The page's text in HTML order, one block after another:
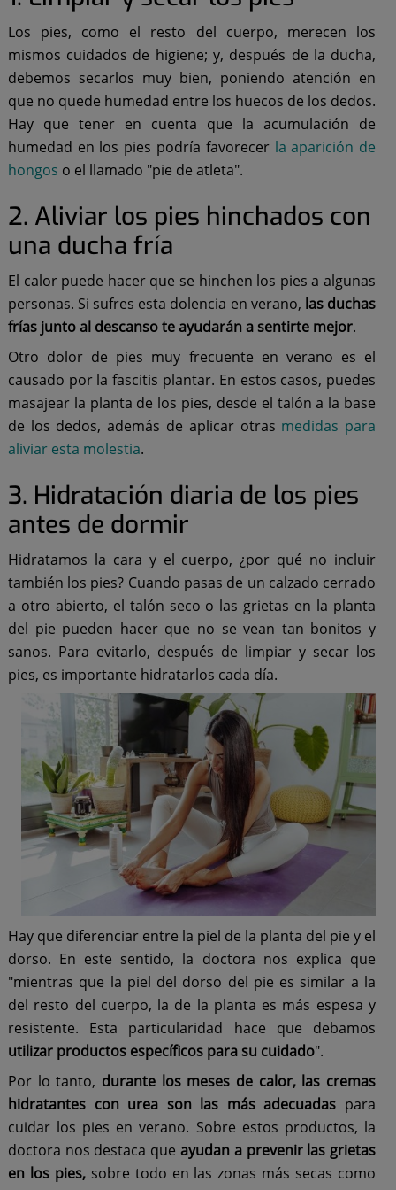
Los pies, como el resto del cuerpo, merecen los
mismos cuidados de higiene; y, después de la ducha,
debemos secarlos muy bien, poniendo atención en
que no quede humedad entre los huecos de los dedos.
Hay que tener en cuenta que la acumulación de
humedad en los pies podría favorecer la aparición de
hongos o el llamado "pie de atleta".
2. Aliviar los pies hinchados con
una ducha fría
El calor puede hacer que se hinchen los pies a algunas
personas. Si sufres esta dolencia en verano, las duchas
frías junto al descanso te ayudarán a sentirte mejor.
Otro dolor de pies muy frecuente en verano es el
causado por la fascitis plantar. En estos casos, puedes
masajear la planta de los pies, desde el talón a la base
de los dedos, además de aplicar otras medidas para
aliviar esta molestia.
3. Hidratación diaria de los pies
antes de dormir
Hidratamos la cara y el cuerpo, ¿por qué no incluir
también los pies? Cuando pasas de un calzado cerrado
a otro abierto, el talón seco o las grietas en la planta
del pie pueden hacer que no se vean tan bonitos y
sanos. Para evitarlo, después de limpiar y secar los
pies, es importante hidratarlos cada día.
Hay que diferenciar entre la piel de la planta del pie y el
dorso. En este sentido, la doctora nos explica que
"mientras que la piel del dorso del pie es similar a la
del resto del cuerpo, la de la planta es más espesa y
resistente. Esta particularidad hace que debamos
utilizar productos específicos para su cuidado".
Por lo tanto, durante los meses de calor, las cremas
hidratantes con urea son las más adecuadas para
cuidar los pies en verano. Sobre estos productos, la
doctora nos destaca que ayudan a prevenir las grietas
en los pies, sobre todo en las zonas más secas como